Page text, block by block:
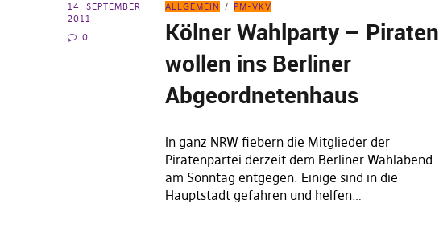
14. SEPTEMBER
2011
0
ALLGEMEIN PM-VKV
Kölner Wahlparty – Piraten
wollen ins Berliner
Abgeordnetenhaus
In ganz NRW fiebern die Mitglieder der
Piratenpartei derzeit dem Berliner Wahlabend
am Sonntag entgegen. Einige sind in die
Hauptstadt gefahren und helfen…